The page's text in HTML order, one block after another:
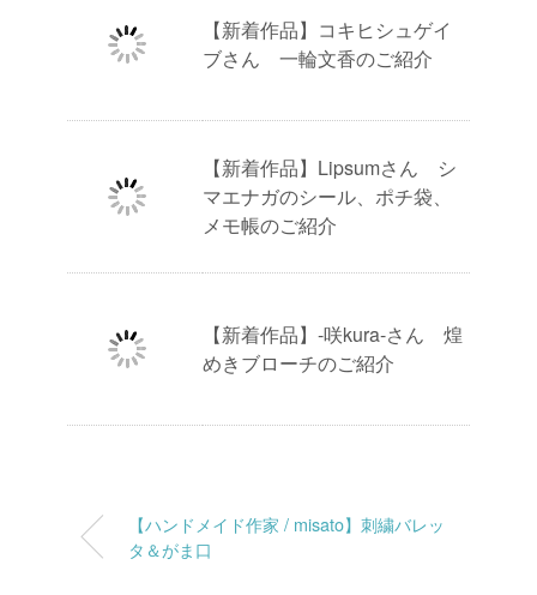
【新着作品】コキヒシュゲイ
ブさん 一輪文香のご紹介
【新着作品】Lipsumさん シ
マエナガのシール、ポチ袋、
メモ帳のご紹介
【新着作品】-咲kura-さん 煌
めきブローチのご紹介
【ハンドメイド作家 / misato】刺繍バレッ
タ＆がま口